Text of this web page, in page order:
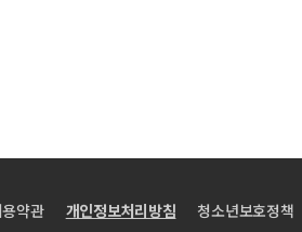
용약관 개인정보처리방침 청소년보호정책